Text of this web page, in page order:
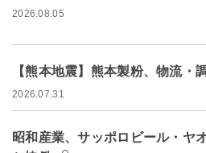
2026.08.05
【熊本地震】熊本製粉、物流・
2026.07.31
昭和産業、サッポロビール・ヤ